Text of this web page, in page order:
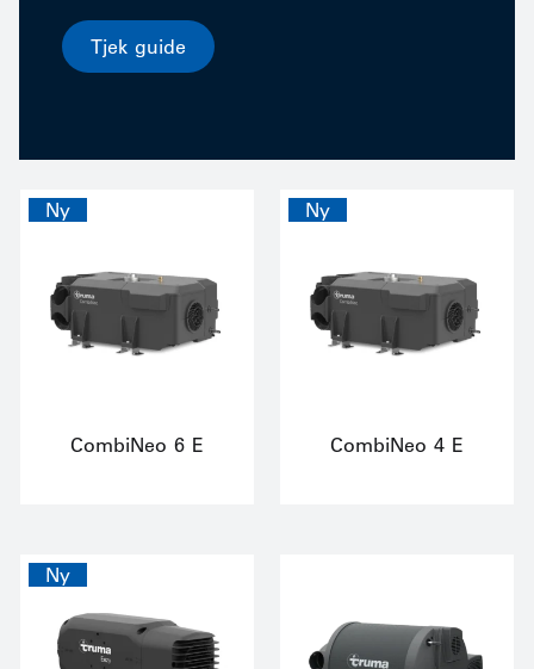
Tjek guide
Ny
CombiNeo 6 E
Ny
CombiNeo 4 E
Ny